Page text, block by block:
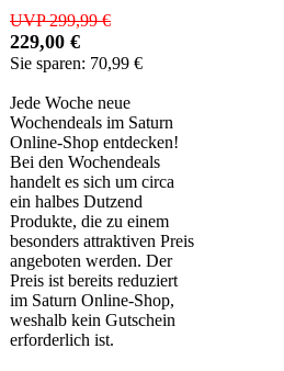
UVP 299,99 €
229,00 €
Sie sparen: 70,99 €
Jede Woche neue
Wochendeals im Saturn
Online-Shop entdecken!
Bei den Wochendeals
handelt es sich um circa
ein halbes Dutzend
Produkte, die zu einem
besonders attraktiven Preis
angeboten werden. Der
Preis ist bereits reduziert
im Saturn Online-Shop,
weshalb kein Gutschein
erforderlich ist.